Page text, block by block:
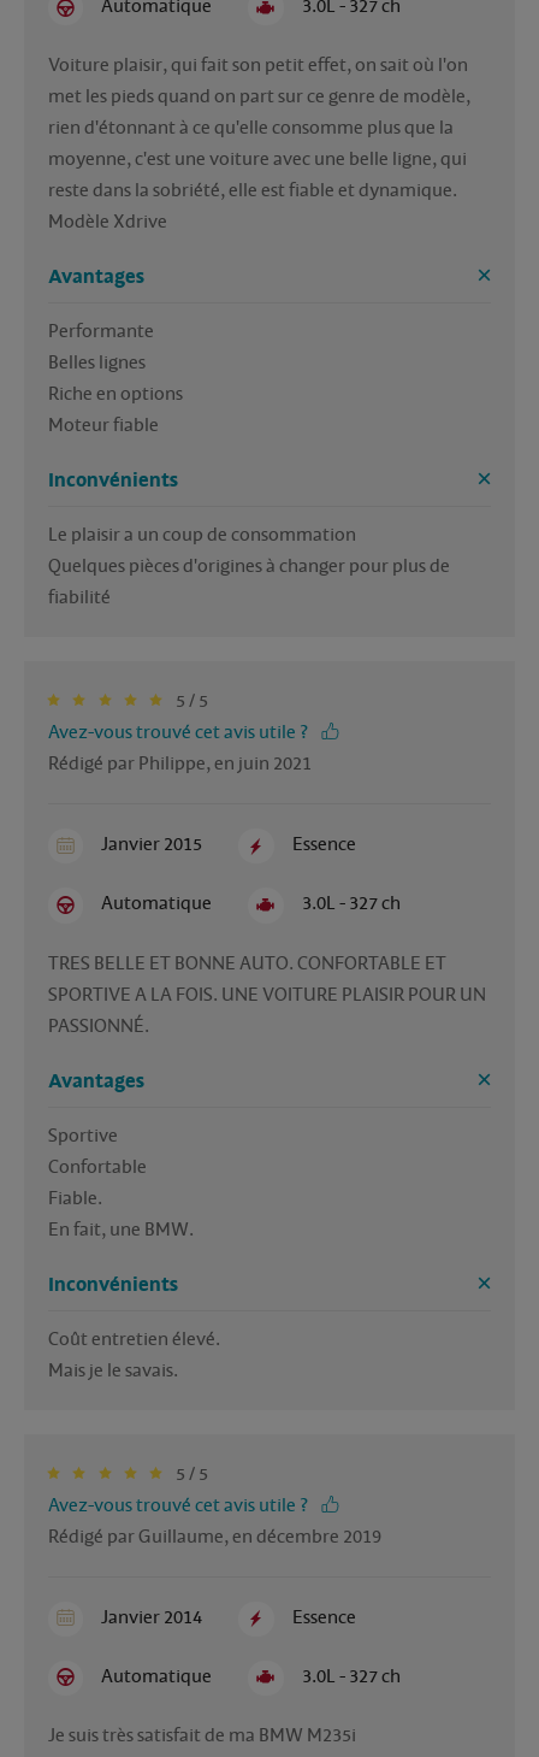
Automatique 3.0L - 327 ch
Voiture plaisir, qui fait son petit effet, on sait où l'on
met les pieds quand on part sur ce genre de modèle,
rien d'étonnant à ce qu'elle consomme plus que la
moyenne, c'est une voiture avec une belle ligne, qui
reste dans la sobriété, elle est fiable et dynamique.
Modèle Xdrive
Avantages
Performante
Belles lignes
Riche en options
Moteur fiable
Inconvénients
Le plaisir a un coup de consommation
Quelques pièces d'origines à changer pour plus de
fiabilité
5 / 5
Avez-vous trouvé cet avis utile ?
Rédigé par Philippe, en juin 2021
Janvier 2015 Essence
Automatique 3.0L - 327 ch
TRES BELLE ET BONNE AUTO. CONFORTABLE ET
SPORTIVE A LA FOIS. UNE VOITURE PLAISIR POUR UN
PASSIONNÉ.
Avantages
Sportive
Confortable
Fiable.
En fait, une BMW.
Inconvénients
Coût entretien élevé.
Mais je le savais.
5 / 5
Avez-vous trouvé cet avis utile ?
Rédigé par Guillaume, en décembre 2019
Janvier 2014 Essence
Automatique 3.0L - 327 ch
Je suis très satisfait de ma BMW M235i